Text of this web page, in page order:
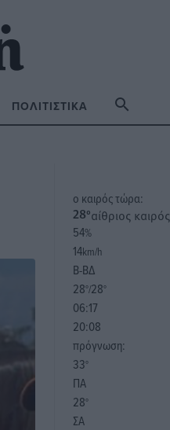
ΠΟΛΙΤΙΣΤΙΚΆ
o καιρός τώρα:
28°αίθριος καιρός
54%
14km/h
Β-ΒΔ
28°/28°
06:17
20:08
πρόγνωση:
33°
ΠΑ
28°
ΣΑ